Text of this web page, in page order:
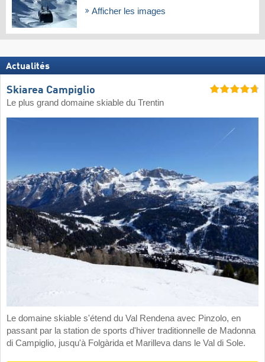
Afficher les images
Actualités
Skiarea Campiglio
Le plus grand domaine skiable du Trentin
Le domaine skiable s'étend du Val Rendena avec Pinzolo, en
passant par la station de sports d'hiver traditionnelle de Madonna
di Campiglio, jusqu'à Folgàrida et Marilleva dans le Val di Sole.